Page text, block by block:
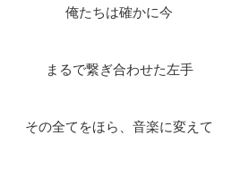
俺たちは確かに今
まるで繋ぎ合わせた左手
その全てをほら、音楽に変えて